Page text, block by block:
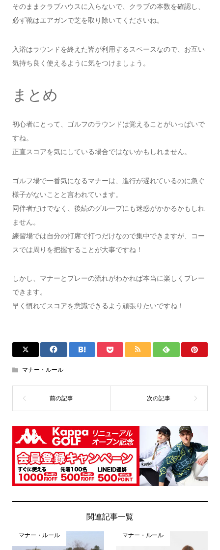
そのままクラブハウスに入らないで、クラブの本数を確認し、
必ず靴はエアガンで芝を取り除いてくださいね。
入浴はラウンドを終えた皆が利用するスペースなので、お互い
気持ち良く使えるように気をつけましょう。
まとめ
初心者にとって、ゴルフのラウンドは覚えることがいっぱいで
すね。
正直スコアを気にしている場合ではないかもしれません。
ゴルフ場で一番気になるマナーは、進行が遅れているのに急ぐ
様子がないことと言われています。
同伴者だけでなく、後続のグループにも迷惑がかかるかもしれ
ません。
練習場では自分の打席で打つだけなので集中できますが、コー
スでは周りを把握することが大事ですね！
しかし、マナーとプレーの流れがわかれば本当に楽しくプレー
できます。
早く慣れてスコアを意識できるよう頑張りたいですね！
マナー・ルール
関連記事一覧
マナー・ルール マナー・ルール